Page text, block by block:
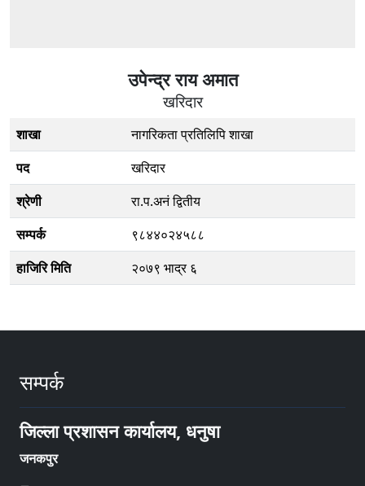
उपेन्द्र राय अमात
खरिदार
शाखा
नागरिकता प्रतिलिपि शाखा
पद
खरिदार
श्रेणी
रा.प.अनं द्वितीय
सम्पर्क
९८४४०२४५८८
हाजिरि मिति
२०७९ भाद्र ६
सम्पर्क
जिल्ला प्रशासन कार्यालय, धनुषा
जनकपुर